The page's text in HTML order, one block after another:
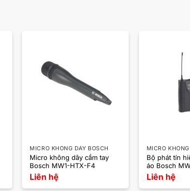
MICRO KHÔNG DÂY BOSCH
Micro không dây cầm tay
Bosch MW1-HTX-F4
Liên hệ
MICRO
Bộ phát tín
áo Bosch
Liên hệ